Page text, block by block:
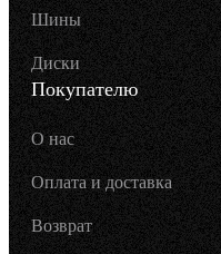
Шины
Диски
Покупателю
О нас
Оплата и доставка
Возврат